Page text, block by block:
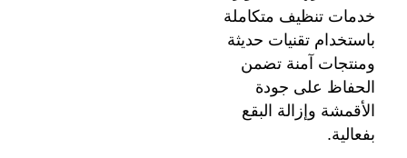
خدمات تنظيف متكاملة
باستخدام تقنيات حديثة
ومنتجات آمنة تضمن
الحفاظ على جودة
الأقمشة وإزالة البقع
بفعالية.